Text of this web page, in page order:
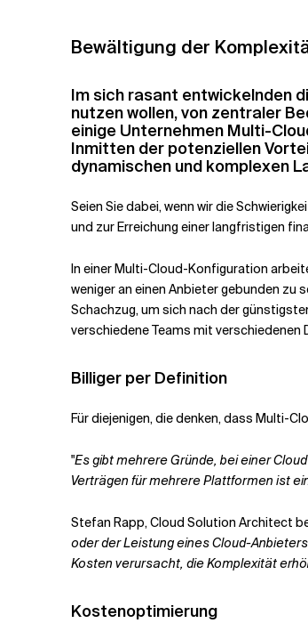
Verwandte Themen
Bewältigung der
Im sich rasant entwickelnden
nutzen wollen, von zentraler
einige Unternehmen Multi-
Inmitten der potenziellen
dynamischen und komplexen
Seien Sie dabei, wenn wir die
und zur Erreichung einer langfristigen
In einer Multi-Cloud-Konfiguration
weniger an einen Anbieter gebunden
Schachzug, um sich nach der
verschiedene Teams mit
Billiger per Definition
Für diejenigen, die denken, dass Multi-
"Es gibt mehrere Gründe, bei einer
Verträgen für mehrere Plattformen ist
Stefan Rapp, Cloud Solution Architect
oder der Leistung eines Cloud-
Kosten verursacht, die Komplexität
Kostenoptimierung